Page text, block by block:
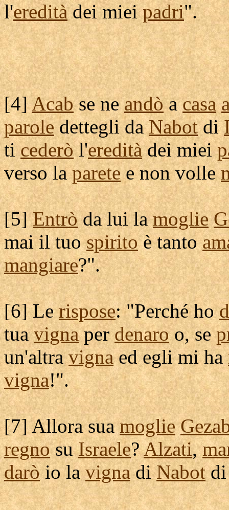
l'ereditàdei mieipadri".
[4]Acabse neandòacasa
parole detteglidaNabotdi
ticederòl'ereditàdei miei
verso laparetee non volle
[5]Entròda lui lamoglie
mai il tuospiritoè tanto
mangiare?".
[6] Lerispose: "Perché ho
tuavignaperdenaroo, se
un'altravignaed egli mi ha
vigna!".
[7] Allora suamoglie
regnosuIsraele?Alzati,
daròio lavignadiNabot